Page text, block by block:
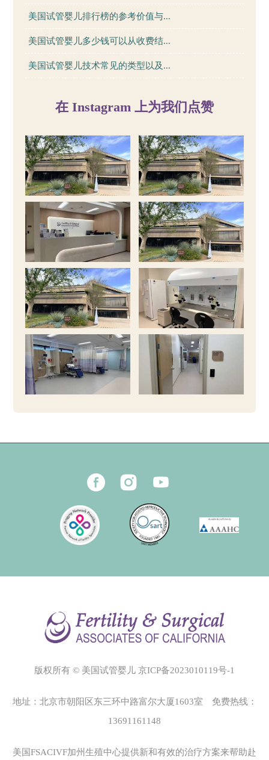
美国试管婴儿排行榜的参考价值与...
美国试管婴儿多少钱可以从收费结...
美国试管婴儿技术常见的类型以及...
在 Instagram 上为我们点赞
版权所有 © 美国试管婴儿 京ICP备2023010119号-1
地址：北京市朝阳区东三环中路富尔大厦1603室 免费热线：
13691161148
美国FSACIVF加州生殖中心提供新和有效的治疗方案来帮助赴